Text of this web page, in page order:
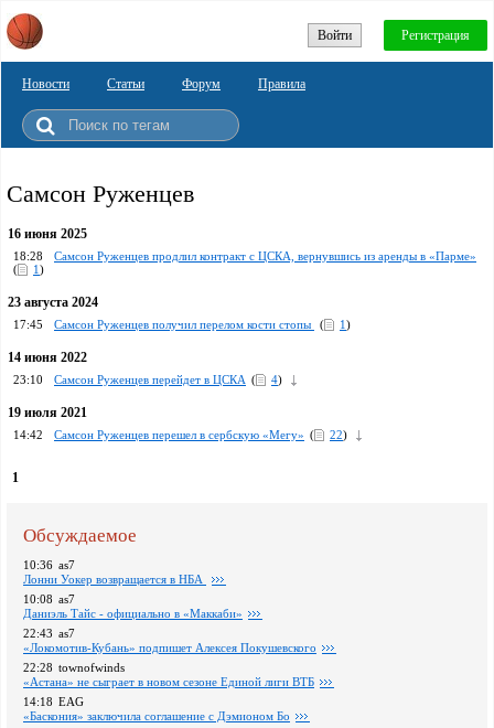
Войти Регистрация
Новости Статьи Форум Правила
Самсон Руженцев
16 июня 2025
18:28
Самсон Руженцев продлил контракт с ЦСКА, вернувшись из аренды в «Парме»
(
1)
23 августа 2024
17:45 Самсон Руженцев получил перелом кости стопы ( 1)
14 июня 2022
23:10 Самсон Руженцев перейдет в ЦСКА ( 4)
19 июля 2021
14:42 Самсон Руженцев перешел в сербскую «Мегу» ( 22)
1
Обсуждаемое
10:36 as7
Лонни Уокер возвращается в НБА
10:08 as7
Даниэль Тайс - официально в «Маккаби»
22:43 as7
«Локомотив-Кубань» подпишет Алексея Покушевского
22:28 townofwinds
«Астана» не сыграет в новом сезоне Единой лиги ВТБ
14:18 EAG
«Баскония» заключила соглашение с Дэмионом Бо